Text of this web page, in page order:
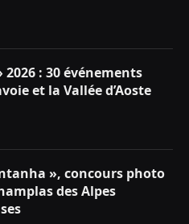
2026 : 30 événements
et la Vallée d’Aoste
», concours photo
des Alpes